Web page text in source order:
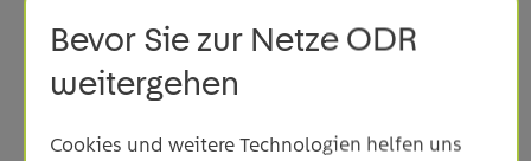
Netzinfrastruktur – von der Stabilität des
Stromnetzes über den Ausbau der Energiewende
bis hin zu Fragen des Hausanschlusses, erläutert
er.
Bevor Sie zur Netze ODR
weitergehen
Cookies und weitere Technologien helfen uns